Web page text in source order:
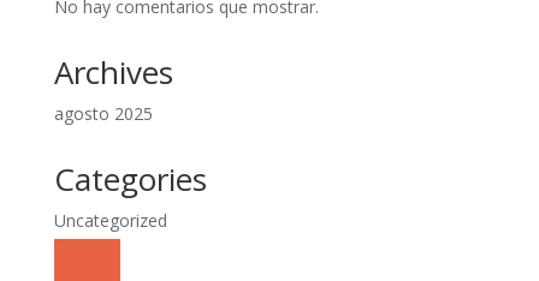
No hay comentarios que mostrar.
Archives
agosto 2025
Categories
Uncategorized